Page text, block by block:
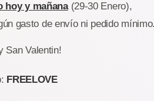
hoy y mañana(29-30 Enero),
gasto de envío ni pedido mínimo.
San Valentin!
FREELOVE